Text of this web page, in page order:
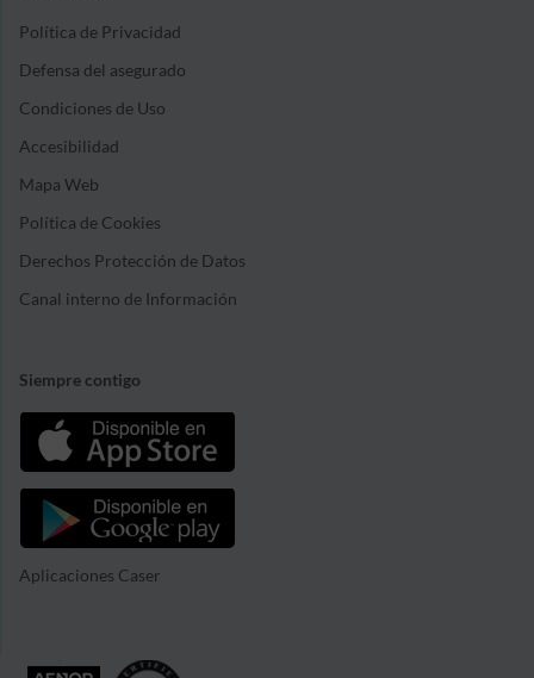
Política de Privacidad
Defensa del asegurado
Condiciones de Uso
Accesibilidad
Mapa Web
Política de Cookies
Derechos Protección de Datos
Canal interno de Información
Siempre contigo
Aplicaciones Caser